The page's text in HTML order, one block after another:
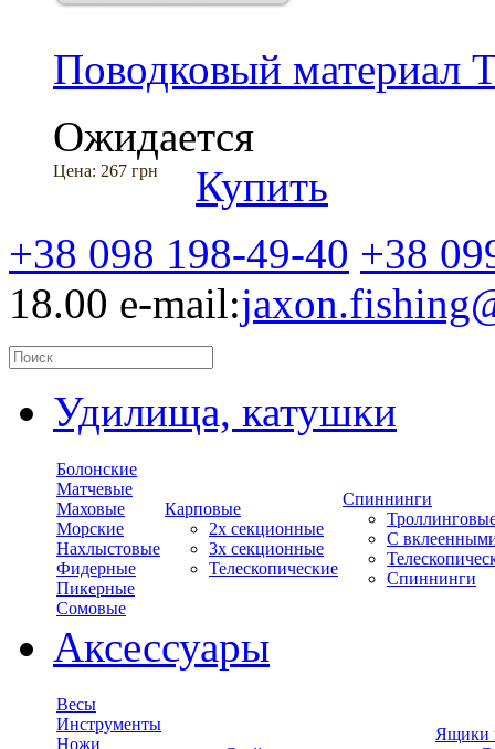
Поводковый материал
Ожидается
Цена: 267 грн
Купить
+38 098 198-49-40 +38
18.00 e-mail:
Удилища, катушки
Болонские
Матчевые
Маховые
Морские
Нахлыстовые
Фидерные
Пикерные
Сомовые
Карповые
2х секционные
3х секционные
Телескопические
Спиннинги
С
Спиннинги
Аксессуары
Весы
Инструменты
Ножи
Ящики